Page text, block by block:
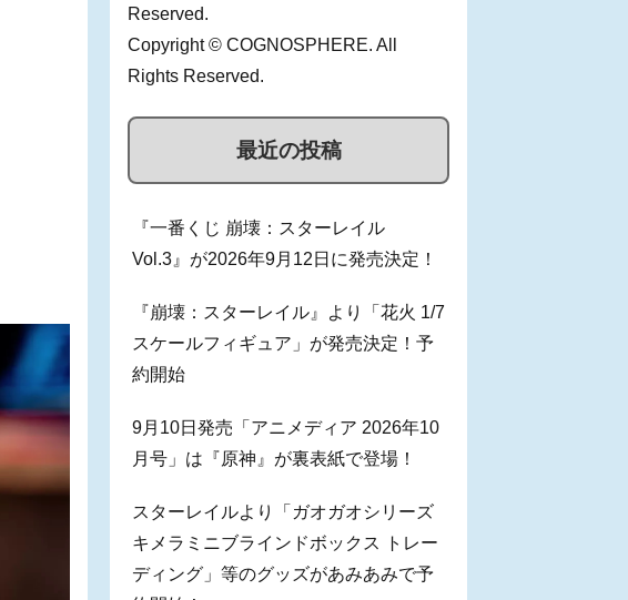
Reserved.
Copyright © COGNOSPHERE. All
Rights Reserved.
最近の投稿
『一番くじ 崩壊：スターレイル
Vol.3』が2026年9月12日に発売決定！
『崩壊：スターレイル』より「花火 1/7
スケールフィギュア」が発売決定！予
約開始
9月10日発売「アニメディア 2026年10
月号」は『原神』が裏表紙で登場！
スターレイルより「ガオガオシリーズ
キメラミニブラインドボックス トレー
ディング」等のグッズがあみあみで予